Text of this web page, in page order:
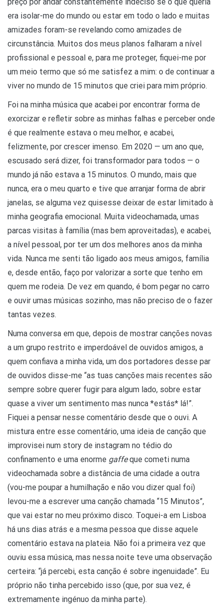
era isolar-me do mundo ou estar em todo o lado e muitas
amizades foram-se revelando como amizades de
circunstância. Muitos dos meus planos falharam a nível
profissional e pessoal e, para me proteger, fiquei-me por
um meio termo que só me satisfez a mim: o de continuar a
viver no mundo de 15 minutos que criei para mim próprio.
Foi na minha música que acabei por encontrar forma de
exorcizar e refletir sobre as minhas falhas e perceber onde
é que realmente estava o meu melhor, e acabei,
felizmente, por crescer imenso. Em 2020 — um ano que,
escusado será dizer, foi transformador para todos — o
mundo já não estava a 15 minutos. O mundo, mais que
nunca, era o meu quarto e tive que arranjar forma de abrir
janelas, se alguma vez quisesse deixar de estar limitado à
minha geografia emocional. Muita videochamada, umas
parcas visitas à família (mas bem aproveitadas), e acabei,
a nível pessoal, por ter um dos melhores anos da minha
vida. Nunca me senti tão ligado aos meus amigos, família
e, desde então, faço por valorizar a sorte que tenho em
quem me rodeia. De vez em quando, é bom pegar no carro
e ouvir umas músicas sozinho, mas não preciso de o fazer
tantas vezes.
Numa conversa em que, depois de mostrar canções novas
a um grupo restrito e imperdoável de ouvidos amigos, a
quem confiava a minha vida, um dos portadores desse par
de ouvidos disse-me “as tuas canções mais recentes são
sempre sobre querer fugir para algum lado, sobre estar
quase a viver um sentimento mas nunca *estás* lá!”.
Fiquei a pensar nesse comentário desde que o ouvi. A
mistura entre esse comentário, uma ideia de canção que
improvisei num story de instagram no tédio do
confinamento e uma enorme gaffeque cometi numa
videochamada sobre a distância de uma cidade a outra
(vou-me poupar a humilhação e não vou dizer qual foi)
levou-me a escrever uma canção chamada “15 Minutos”,
que vai estar no meu próximo disco. Toquei-a em Lisboa
há uns dias atrás e a mesma pessoa que disse aquele
comentário estava na plateia. Não foi a primeira vez que
ouviu essa música, mas nessa noite teve uma observação
certeira: “já percebi, esta canção é sobre ingenuidade”. Eu
próprio não tinha percebido isso (que, por sua vez, é
extremamente ingénuo da minha parte).